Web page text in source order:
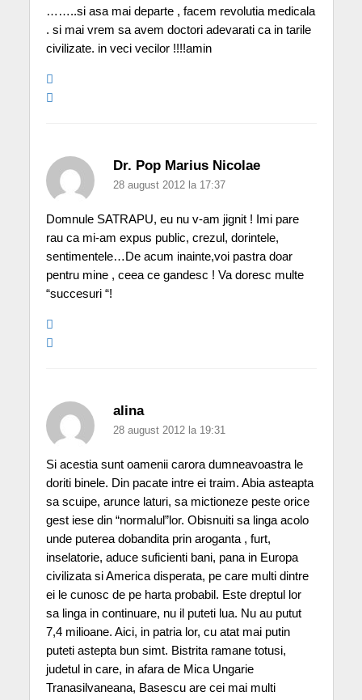
……..si asa mai departe , facem revolutia medicala
. si mai vrem sa avem doctori adevarati ca in tarile
civilizate. in veci vecilor !!!!amin
Dr. Pop Marius Nicolae
28 august 2012 la 17:37
Domnule SATRAPU, eu nu v-am jignit ! Imi pare
rau ca mi-am expus public, crezul, dorintele,
sentimentele…De acum inainte,voi pastra doar
pentru mine , ceea ce gandesc ! Va doresc multe
“succesuri “!
alina
28 august 2012 la 19:31
Si acestia sunt oamenii carora dumneavoastra le
doriti binele. Din pacate intre ei traim. Abia asteapta
sa scuipe, arunce laturi, sa mictioneze peste orice
gest iese din “normalul”lor. Obisnuiti sa linga acolo
unde puterea dobandita prin aroganta , furt,
inselatorie, aduce suficienti bani, pana in Europa
civilizata si America disperata, pe care multi dintre
ei le cunosc de pe harta probabil. Este dreptul lor
sa linga in continuare, nu il puteti lua. Nu au putut
7,4 milioane. Aici, in patria lor, cu atat mai putin
puteti astepta bun simt. Bistrita ramane totusi,
judetul in care, in afara de Mica Ungarie
Tranasilvaneana, Basescu are cei mai multi